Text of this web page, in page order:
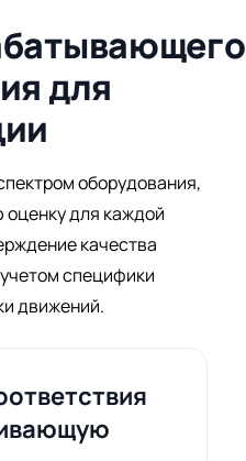
для
оборудования,
для каждой
качества
специфики
движений.